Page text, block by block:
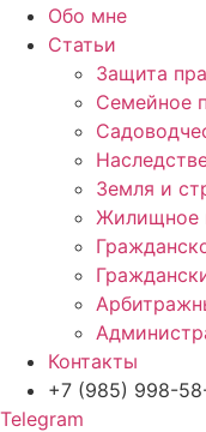
Обо мне
Статьи
Защита
Семейное
Земля и
Жилищное
Контакты
+7 (985) 998-
Telegram